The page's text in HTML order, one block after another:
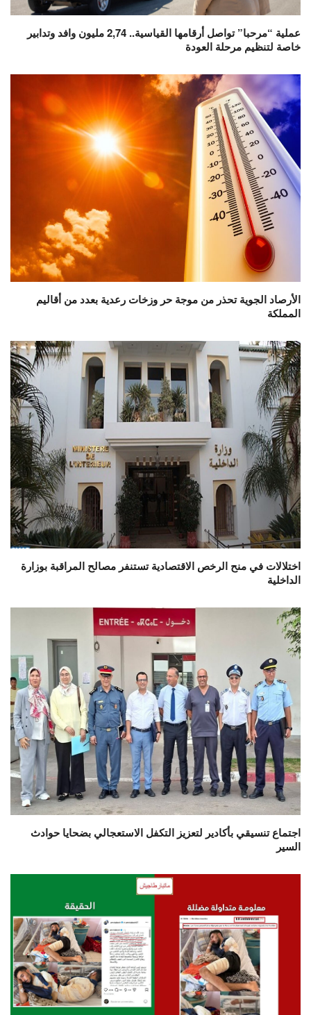
عملية “مرحبا” تواصل أرقامها القياسية.. 2,74 مليون وافد وتدابير
خاصة لتنظيم مرحلة العودة
الأرصاد الجوية تحذر من موجة حر وزخات رعدية بعدد من أقاليم
المملكة
اختلالات في منح الرخص الاقتصادية تستنفر مصالح المراقبة بوزارة
الداخلية
اجتماع تنسيقي بأكادير لتعزيز التكفل الاستعجالي بضحايا حوادث
السير